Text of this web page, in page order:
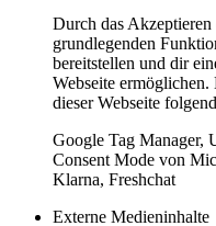
Durch das
grundlegenden
bereitstellen und dir
Webseite
dieser Webseite
Google Tag Manager,
Consent Mode von
Klarna, Freshchat
Externe Medieninhalte